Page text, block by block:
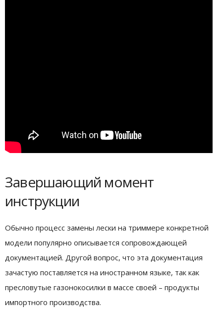
Завершающий момент
инструкции
Обычно процесс замены лески на триммере конкретной
модели популярно описывается сопровождающей
документацией. Другой вопрос, что эта документация
зачастую поставляется на иностранном языке, так как
пресловутые газонокосилки в массе своей – продукты
импортного производства.